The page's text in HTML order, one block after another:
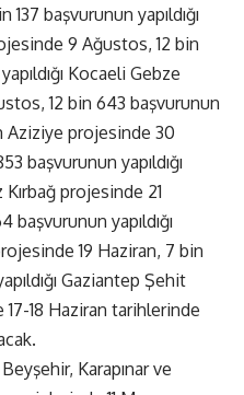
başvurunun yapıldığı
9 Ağustos, 12 bin
Kocaeli Gebze
12 bin 643 başvurunun
Aziziye projesinde 30
başvurunun yapıldığı
projesinde 21
başvurunun yapıldığı
19 Haziran, 7 bin
Gaziantep Şehit
18 Haziran tarihlerinde
Karapınar ve